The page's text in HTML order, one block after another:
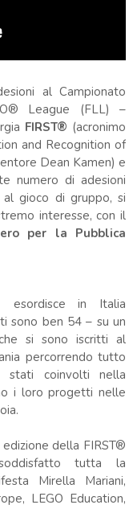
al Campionato
League (FLL) –
FIRST® (acronimo
and Recognition of
Dean Kamen) e
numero di adesioni
gioco di gruppo, si
interesse, con il
per la Pubblica
esordisce in Italia
sono ben 54 – su un
si sono iscritti al
percorrendo tutto
coinvolti nella
i loro progetti nelle
della FIRST®
tutta la
Mirella Mariani,
LEGO Education,